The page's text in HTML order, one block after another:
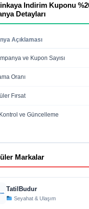
Indirim Kuponu
Detayları
Açıklaması
ve Kupon Sayısı
Oranı
Fırsat
ve Güncelleme
Markalar
TatilBudur
Seyahat & Ulaşım